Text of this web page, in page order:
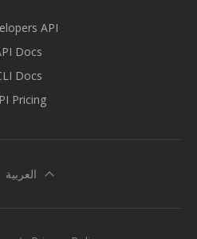
API
Docs
Docs
Pricing
العربية